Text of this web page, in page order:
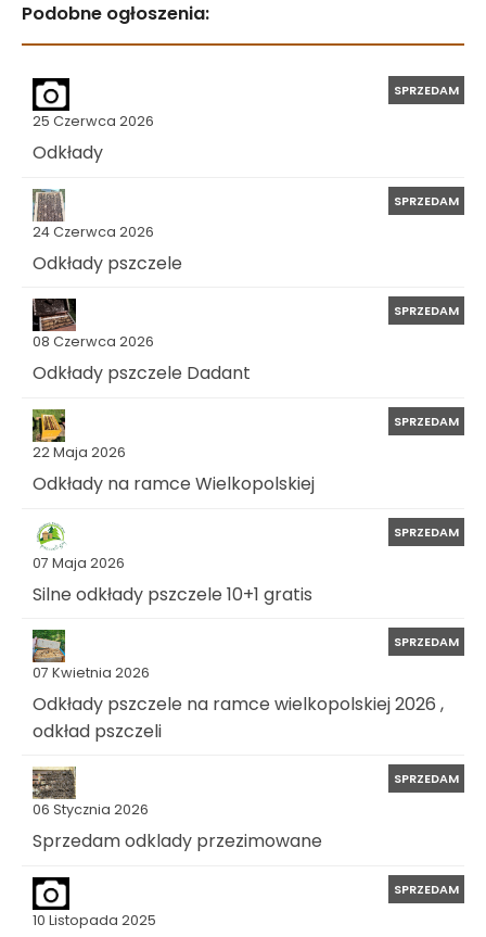
Podobne ogłoszenia:
25 Czerwca 2026
SPRZEDAM
Odkłady
24 Czerwca 2026
SPRZEDAM
Odkłady pszczele
08 Czerwca 2026
SPRZEDAM
Odkłady pszczele Dadant
22 Maja 2026
SPRZEDAM
Odkłady na ramce Wielkopolskiej
07 Maja 2026
SPRZEDAM
Silne odkłady pszczele 10+1 gratis
07 Kwietnia 2026
SPRZEDAM
Odkłady pszczele na ramce wielkopolskiej 2026 ,
odkład pszczeli
06 Stycznia 2026
SPRZEDAM
Sprzedam odklady przezimowane
10 Listopada 2025
SPRZEDAM